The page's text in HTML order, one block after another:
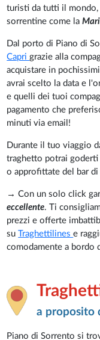
turisti da tutti il
sorrentine come la
Dal porto di Piano di
Caprigrazie alla
acquistare in
avrai scelto la data e
e quelli dei tuoi
pagamento che
minuti via email!
Durante il tuo viaggio
traghetto potrai
o approfittate del bar
→ Con un solo click
eccellente. Ti
prezzi e offerte
suTraghettilinese
comodamente a bordo
a proposito
Piano di Sorrento si